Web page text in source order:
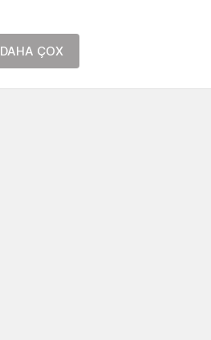
DAHA ÇOX